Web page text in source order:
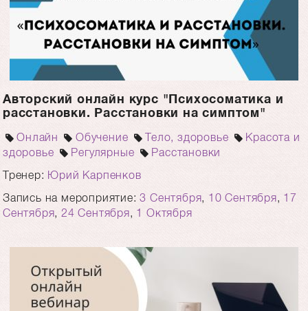
Авторский онлайн курс "Психосоматика и
расстановки. Расстановки на симптом"
Онлайн Обучение Тело, здоровье
Красота и
здоровье
Регулярные
Расстановки
Тренер: Юрий Карпенков
Запись на мероприятие:3 Сентября, 10 Сентября, 17
Сентября, 24 Сентября, 1 Октября